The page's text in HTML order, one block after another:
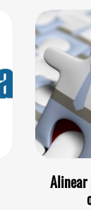
Alinear